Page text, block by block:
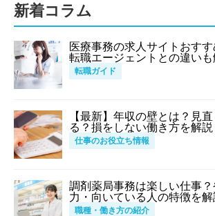
新着コラム
医療事務の求人サイトおす
転職エージェントとの違いも
転職ガイド
【最新】年収の壁とは？見
る？損をしない働き方を解説
仕事のお役立ち情報
調剤薬局事務は楽しい仕事
力・向いている人の特徴を解
職種・働き方の紹介